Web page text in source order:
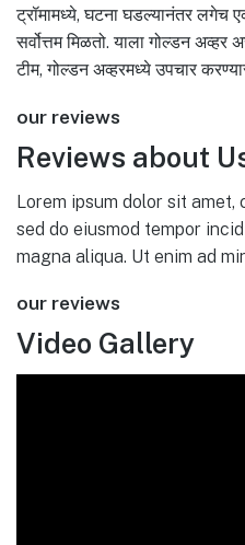
ट्रॉमामध्ये, घटना घडल्यानंतर लगेच
सर्वोत्तम मिळतो. याला गोल्डन
टीम, गोल्डन अव्हरमध्ये उपचार
our reviews
Reviews about
Lorem ipsum dolor sit
sed do eiusmod tempor
magna aliqua. Ut enim ad
our reviews
Video Gallery